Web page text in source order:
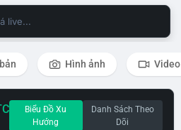
live...
Hình ảnh Video
Biểu Đồ Xu
Hướng
Danh Sách Theo
Dõi